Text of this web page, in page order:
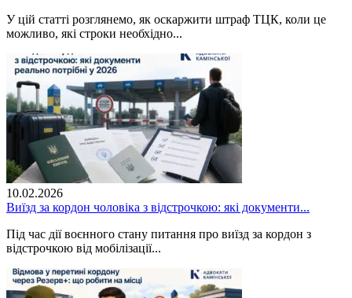
У цій статті розглянемо, як оскаржити штраф ТЦК, коли це
можливо, які строки необхідно...
10.02.2026
Виїзд за кордон чоловіка з відстрочкою: які документи...
Під час дії воєнного стану питання про виїзд за кордон з
відстрочкою від мобілізації...